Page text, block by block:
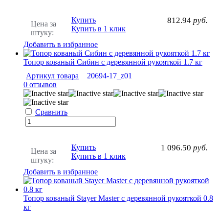
Цена за
штуку:
812.94 руб.
Купить
Купить в 1 клик
Добавить в избранное
Топор кованый Сибин с деревянной рукояткой 1.7 кг
Артикул товара
20694-17_z01
0 отзывов
Сравнить
Цена за
штуку:
1 096.50 руб.
Купить
Купить в 1 клик
Добавить в избранное
Топор кованый Stayer Master с деревянной рукояткой 0.8
кг